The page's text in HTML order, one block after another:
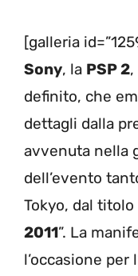
[galleria
Sony, la PSP 2
definito, che
dettagli dalla
avvenuta nella
dell’evento
Tokyo, dal titolo
2011”. La
l’occasione per